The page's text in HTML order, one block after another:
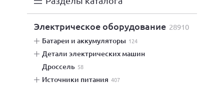
электрическое оборудование 28910
батареи и аккумуляторы 124
детали электрических машин
дроссель 58
источники питания 407